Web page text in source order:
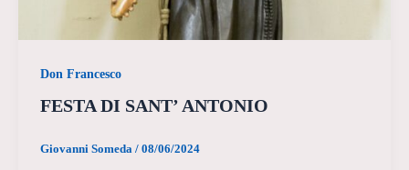
Don Francesco
FESTA DI SANT’ ANTONIO
Giovanni Someda / 08/06/2024